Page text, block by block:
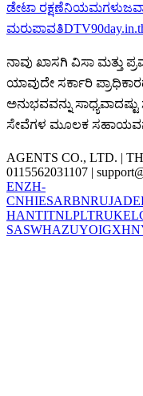
ಡೇಟಾ ರಕ್ಷಣೆನಿಯಮಗಳು
ಮರುಪಾವತಿDTV
ನಾವು ಖಾಸಗಿ ವಿಸಾ ಮತ್ತು
ಯಾವುದೇ ಸರ್ಕಾರಿ
ಅನುಭವವನ್ನು
ಸೇವೆಗಳ ಮೂಲಕ
AGENTS CO., LTD. |
0115562031107 |
ENZH-
CNHIESARBNRUJADE
HANTITNLPLTRUKEL
SASWHAZUYOIGXH